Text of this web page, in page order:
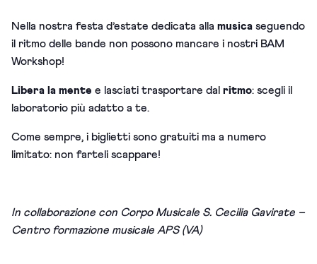
Nella nostra festa d’estate dedicata alla musica seguendo
il ritmo delle bande non possono mancare i nostri BAM
Workshop!
Libera la mente e lasciati trasportare dal ritmo: scegli il
laboratorio più adatto a te.
Come sempre, i biglietti sono gratuiti ma a numero
limitato: non farteli scappare!
In collaborazione con Corpo Musicale S. Cecilia Gavirate –
Centro formazione musicale APS (VA)